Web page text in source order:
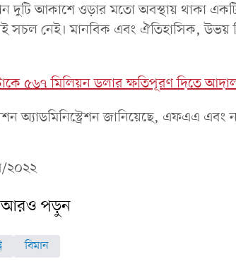
দুটি আকাশে ওড়ার মতো অবস্থায় থাকা একটি
সচল নেই। মানবিক এবং ঐতিহাসিক,
৫৬৭ মিলিয়ন ডলার ক্ষতিপূরণ দিতে
অ্যাডমিনিস্ট্রেশন জানিয়েছে, এফএএ এবং
২০২২
আরও পড়ুন
বিমান